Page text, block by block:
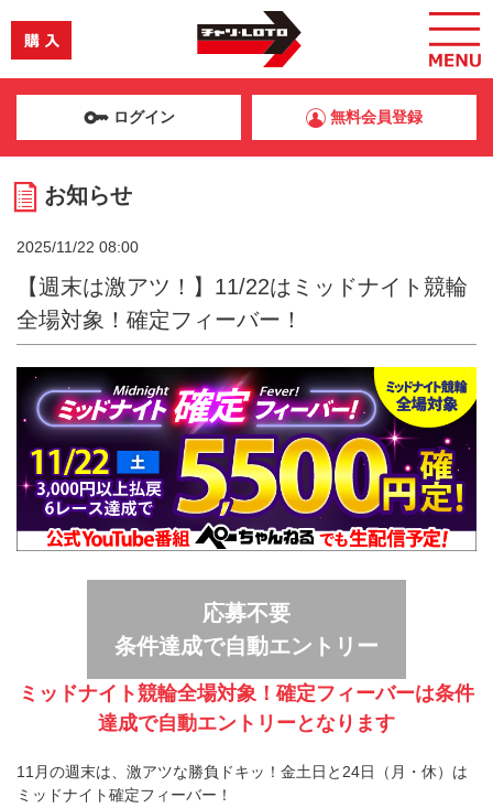
ログイン 無料会員登録
お知らせ
2025/11/22 08:00
【週末は激アツ！】11/22はミッドナイト競輪
全場対象！確定フィーバー！
応募不要
条件達成で自動エントリー
ミッドナイト競輪全場対象！確定フィーバーは条件
達成で自動エントリーとなります
11月の週末は、激アツな勝負ドキッ！金土日と24日（月・休）は
ミッドナイト確定フィーバー！